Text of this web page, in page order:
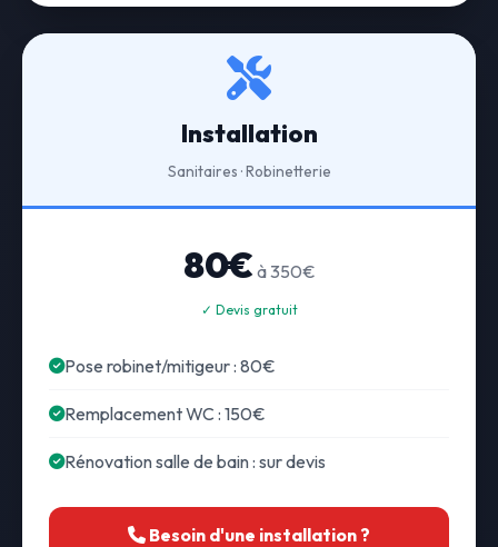
Installation
Sanitaires · Robinetterie
80€ à 350€
✓ Devis gratuit
Pose robinet/mitigeur : 80€
Remplacement WC : 150€
Rénovation salle de bain : sur devis
Besoin d'une installation ?